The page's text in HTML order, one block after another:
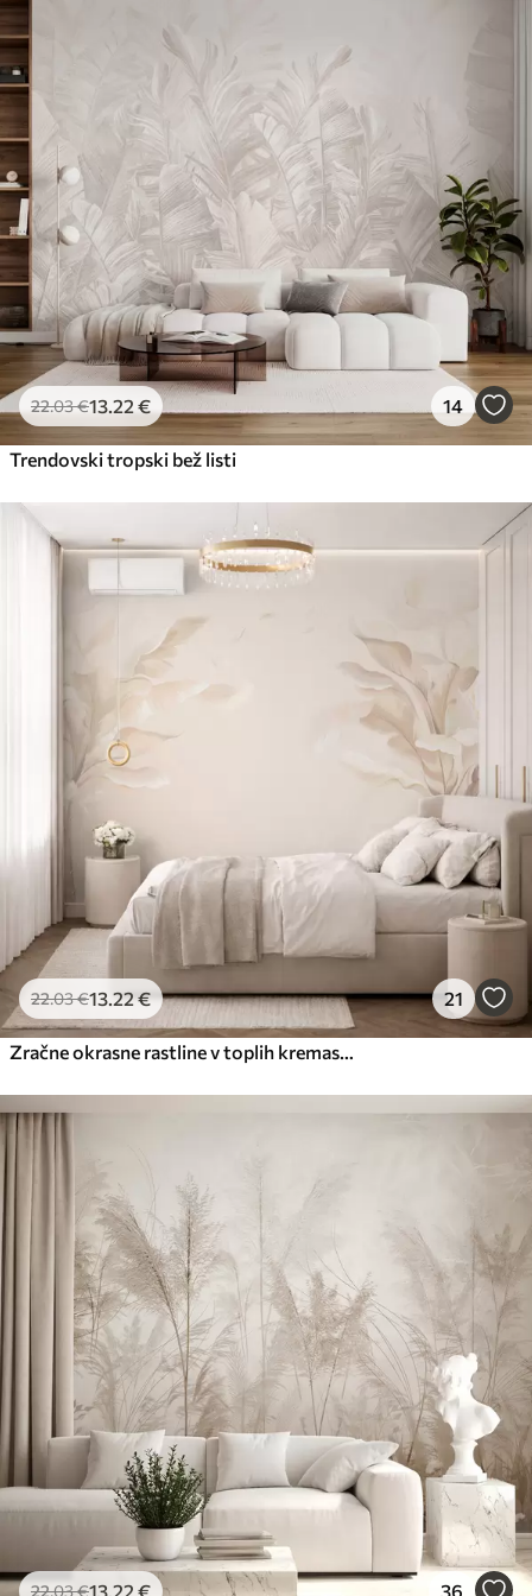
Premium vinil
.00 39 €/m²
Peel and Stick
81 .67 49 .00€ /m²
22.03€13 .22 € 14
Trendovski tropski bež listi
22.03€13 .22€ 21
22.03€13 .22 € 36